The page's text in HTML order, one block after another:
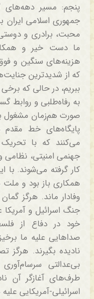
پنجم: مسیر دهه‌های
جمهوری اسلامی
محبت، برادری و
ما دست خیر و
هزینه‌های سنگین و
که از شدیدترین
ببریم، در حالی که
به رفاه‌طلبی و روابط
صورت هم‌زمان مشغول
پایگاه‌های خط
می‌کنند که با
جهنمی امنیتی، نظامی
کار گرفته می‌شوند. با
همکاری باز بود و
وفادار ماند. هرگز
جنگ اسرائیل و آمریکا
خود در دفاع از
صداهایی علیه ما
نادیده بگیرند.
بی‌عدالتی
طرف‌های آغازگر آن
اسرائیلی-آمریکایی علیه